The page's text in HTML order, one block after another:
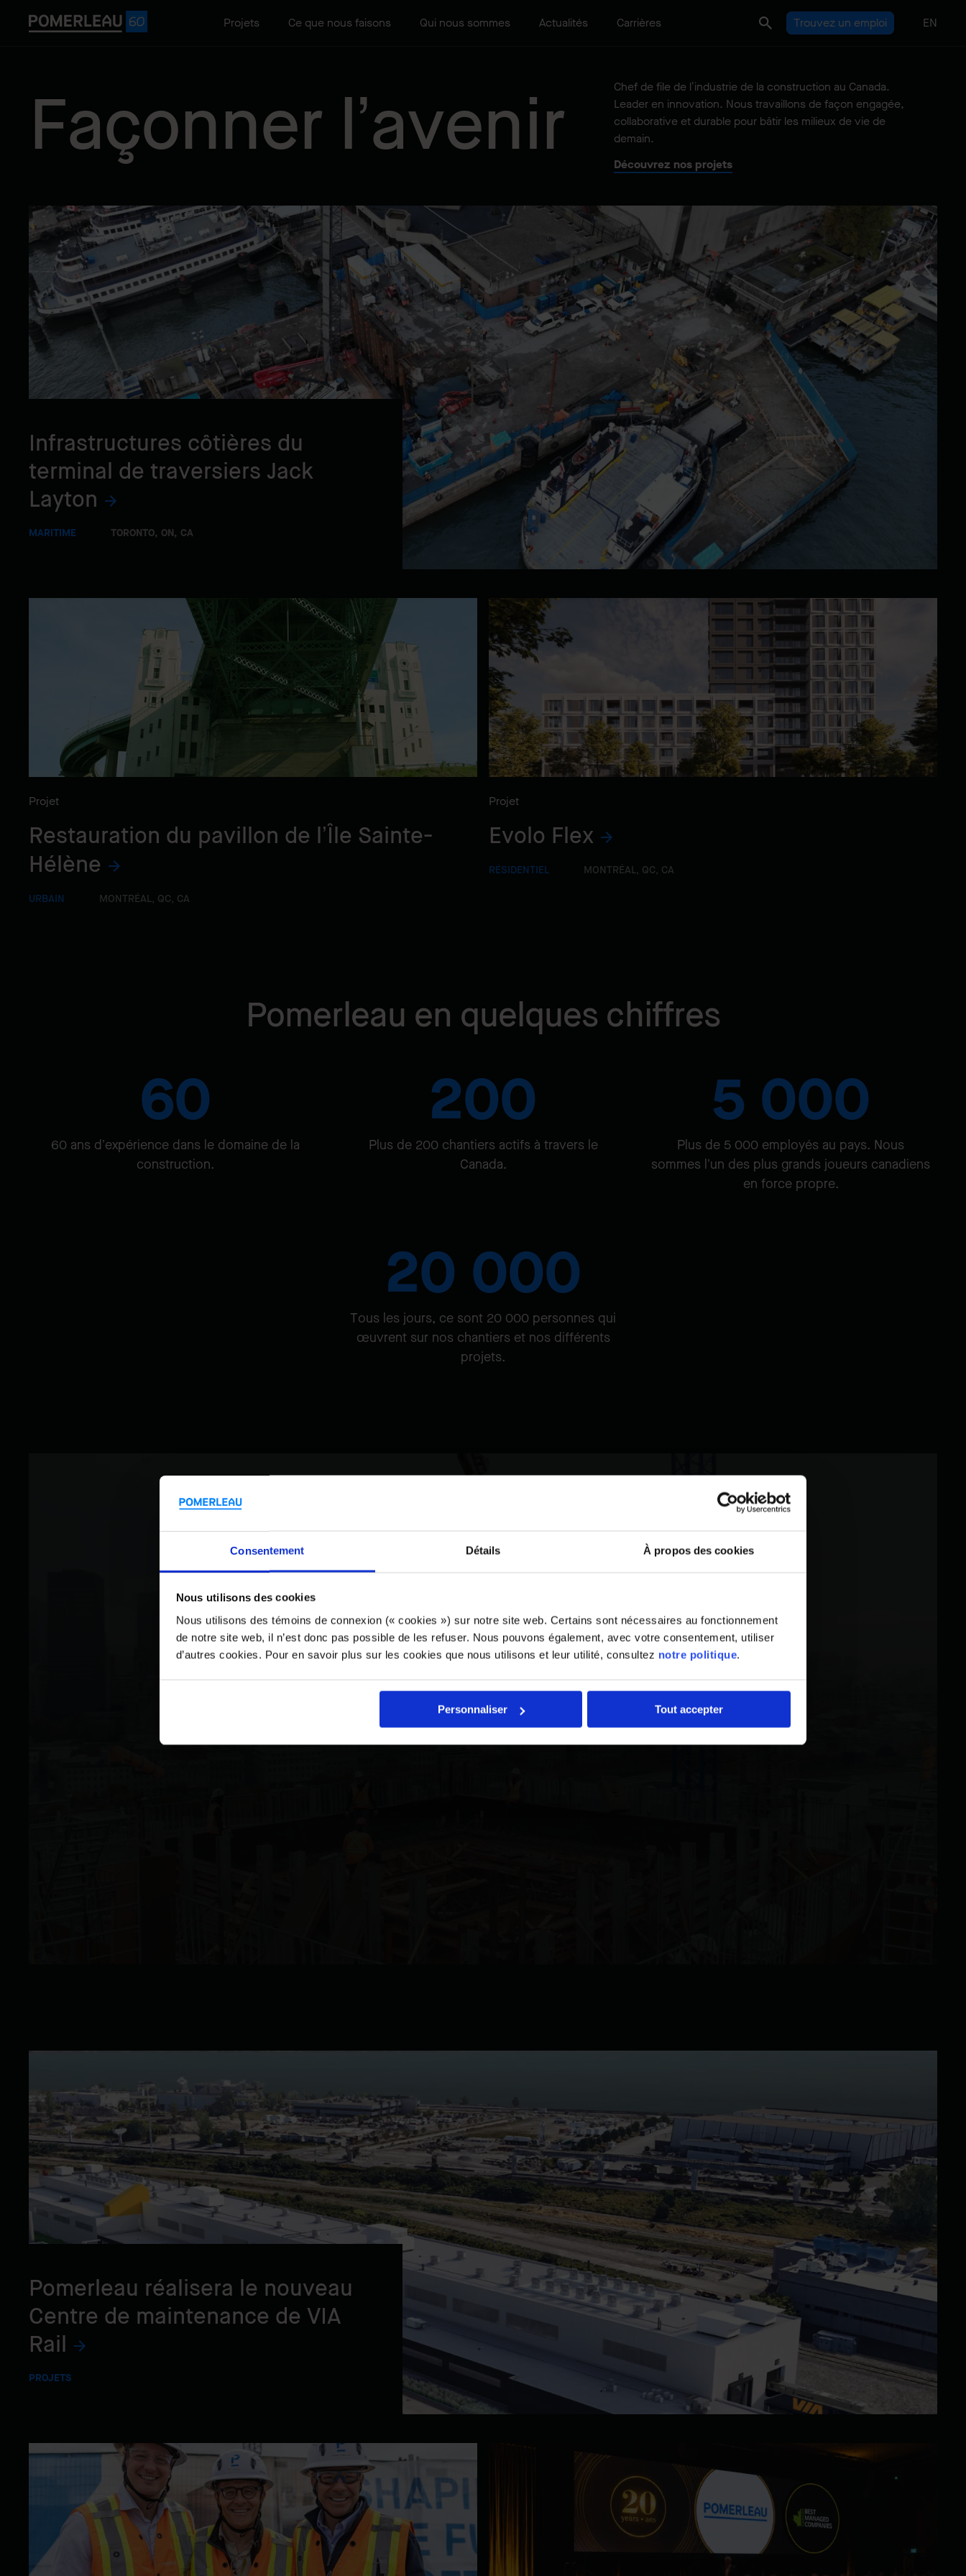
Consentement Détails À propos des cookies
Nous utilisons des cookies
Nous utilisons des témoins de connexion (« cookies ») sur notre site web. Certains sont nécessaires au fonctionnement
de notre site web, il n’est donc pas possible de les refuser. Nous pouvons également, avec votre consentement, utiliser
d’autres cookies. Pour en savoir plus sur les cookies que nous utilisons et leur utilité, consultez notre politique.
Personnaliser Tout accepter
Projets Ce que nous faisons Qui nous sommes Actualités Carrières Trouvez un emploi EN
Façonner l’avenir
Chef de file de l’industrie de la construction au Canada.
Leader en innovation. Nous travaillons de façon engagée,
collaborative et durable pour bâtir les milieux de vie de
demain.
Découvrez nos projets
Infrastructures côtières du
terminal de traversiers Jack
Layton
MARITIME TORONTO, ON, CA
Projet
Restauration du pavillon de l’Île Sainte-
Hélène
URBAIN MONTRÉAL, QC, CA
Projet
Evolo Flex
RÉSIDENTIEL MONTRÉAL, QC, CA
Pomerleau en quelques chiffres
60
60 ans d’expérience dans le domaine de la
construction.
200
Plus de 200 chantiers actifs à travers le
Canada.
5 000
Plus de 5 000 employés au pays. Nous
sommes l’un des plus grands joueurs canadiens
en force propre.
20 000
Tous les jours, ce sont 20 000 personnes qui
œuvrent sur nos chantiers et nos différents
projets.
personnalisationpour regarder cette vidéo
Pomerleau réalisera le nouveau
Centre de maintenance de VIA
Rail
PROJETS